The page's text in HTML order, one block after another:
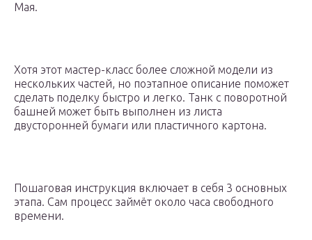
Мая.
Хотя этот мастер-класс более сложной модели из
нескольких частей, но поэтапное описание поможет
сделать поделку быстро и легко. Танк с поворотной
башней может быть выполнен из листа
двусторонней бумаги или пластичного картона.
Пошаговая инструкция включает в себя 3 основных
этапа. Сам процесс займёт около часа свободного
времени.